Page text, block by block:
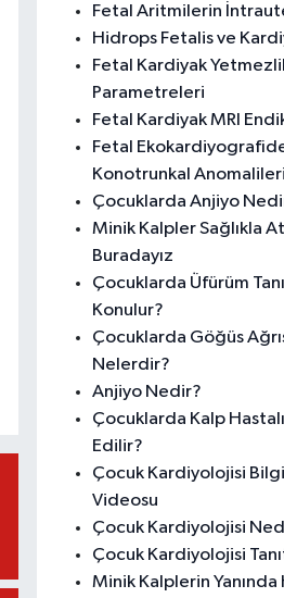
Fetal Aritmilerin
Hidrops Fetalis ve
Fetal Kardiyak
Parametreleri
Fetal Kardiyak MRI
Fetal
Konotrunkal
Çocuklarda Anjiyo Nedir,
Minik Kalpler Sağlıkla
Buradayız
Çocuklarda Üfürüm
Konulur?
Çocuklarda Göğüs
Nelerdir?
Anjiyo Nedir?
Çocuklarda Kalp
Edilir?
Çocuk Kardiyolojisi
Videosu
Çocuk Kardiyolojisi
Çocuk Kardiyolojisi
Minik Kalplerin Yanında